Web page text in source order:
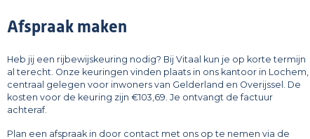
Afspraak maken
Heb jij een rijbewijskeuring nodig? Bij Vitaal kun je op korte termijn
al terecht. Onze keuringen vinden plaats in ons kantoor in Lochem,
centraal gelegen voor inwoners van Gelderland en Overijssel. De
kosten voor de keuring zijn €103,69. Je ontvangt de factuur
achteraf.
Plan een afspraak in door contact met ons op te nemen via de